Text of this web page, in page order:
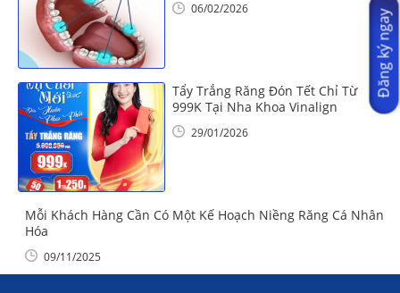
06/02/2026
Tẩy Trắng Răng Đón Tết Chỉ Từ
999K Tại Nha Khoa Vinalign
29/01/2026
Mỗi Khách Hàng Cần Có Một Kế Hoạch Niềng Răng Cá Nhân
Hóa
09/11/2025
Đăng ký ngay